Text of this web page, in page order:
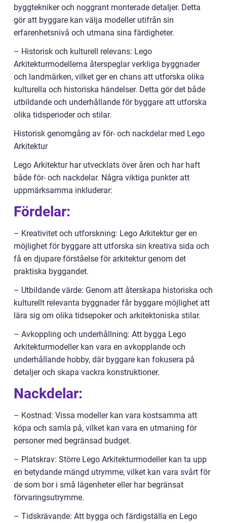
byggtekniker och noggrant monterade detaljer. Detta
gör att byggare kan välja modeller utifrån sin
erfarenhetsnivå och utmana sina färdigheter.
– Historisk och kulturell relevans: Lego
Arkitekturmodellerna återspeglar verkliga byggnader
och landmärken, vilket ger en chans att utforska olika
kulturella och historiska händelser. Detta gör det både
utbildande och underhållande för byggare att utforska
olika tidsperioder och stilar.
Historisk genomgång av för- och nackdelar med Lego
Arkitektur
Lego Arkitektur har utvecklats över åren och har haft
både för- och nackdelar. Några viktiga punkter att
uppmärksamma inkluderar:
Fördelar:
– Kreativitet och utforskning: Lego Arkitektur ger en
möjlighet för byggare att utforska sin kreativa sida och
få en djupare förståelse för arkitektur genom det
praktiska byggandet.
– Utbildande värde: Genom att återskapa historiska och
kulturellt relevanta byggnader får byggare möjlighet att
lära sig om olika tidsepoker och arkitektoniska stilar.
– Avkoppling och underhållning: Att bygga Lego
Arkitekturmodeller kan vara en avkopplande och
underhållande hobby, där byggare kan fokusera på
detaljer och skapa vackra konstruktioner.
Nackdelar:
– Kostnad: Vissa modeller kan vara kostsamma att
köpa och samla på, vilket kan vara en utmaning för
personer med begränsad budget.
– Platskrav: Större Lego Arkitekturmodeller kan ta upp
en betydande mängd utrymme, vilket kan vara svårt för
de som bor i små lägenheter eller har begränsat
förvaringsutrymme.
– Tidskrävande: Att bygga och färdigställa en Lego